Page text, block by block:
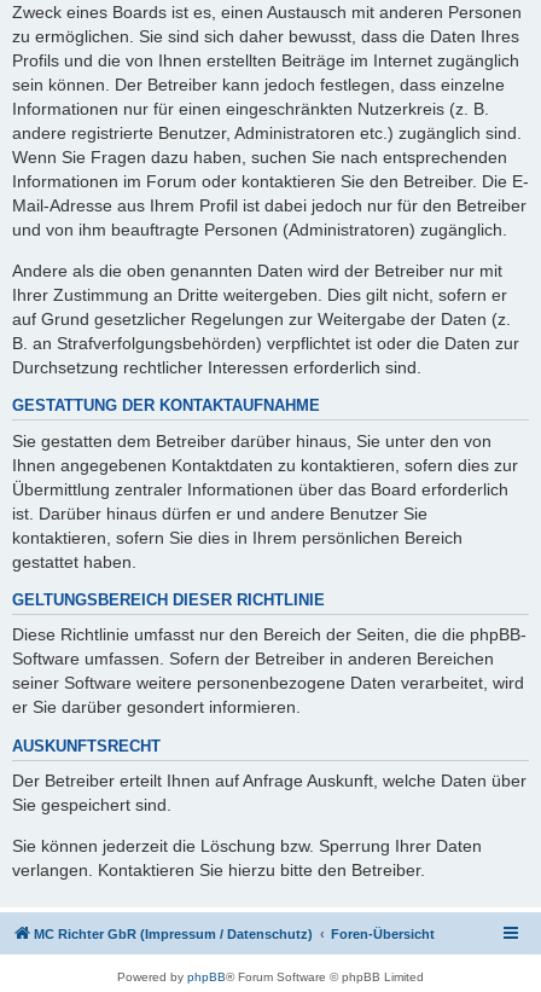
Zweck eines Boards ist es, einen Austausch mit anderen Personen
zu ermöglichen. Sie sind sich daher bewusst, dass die Daten Ihres
Profils und die von Ihnen erstellten Beiträge im Internet zugänglich
sein können. Der Betreiber kann jedoch festlegen, dass einzelne
Informationen nur für einen eingeschränkten Nutzerkreis (z. B.
andere registrierte Benutzer, Administratoren etc.) zugänglich sind.
Wenn Sie Fragen dazu haben, suchen Sie nach entsprechenden
Informationen im Forum oder kontaktieren Sie den Betreiber. Die E-
Mail-Adresse aus Ihrem Profil ist dabei jedoch nur für den Betreiber
und von ihm beauftragte Personen (Administratoren) zugänglich.
Andere als die oben genannten Daten wird der Betreiber nur mit
Ihrer Zustimmung an Dritte weitergeben. Dies gilt nicht, sofern er
auf Grund gesetzlicher Regelungen zur Weitergabe der Daten (z.
B. an Strafverfolgungsbehörden) verpflichtet ist oder die Daten zur
Durchsetzung rechtlicher Interessen erforderlich sind.
GESTATTUNG DER KONTAKTAUFNAHME
Sie gestatten dem Betreiber darüber hinaus, Sie unter den von
Ihnen angegebenen Kontaktdaten zu kontaktieren, sofern dies zur
Übermittlung zentraler Informationen über das Board erforderlich
ist. Darüber hinaus dürfen er und andere Benutzer Sie
kontaktieren, sofern Sie dies in Ihrem persönlichen Bereich
gestattet haben.
GELTUNGSBEREICH DIESER RICHTLINIE
Diese Richtlinie umfasst nur den Bereich der Seiten, die die phpBB-
Software umfassen. Sofern der Betreiber in anderen Bereichen
seiner Software weitere personenbezogene Daten verarbeitet, wird
er Sie darüber gesondert informieren.
AUSKUNFTSRECHT
Der Betreiber erteilt Ihnen auf Anfrage Auskunft, welche Daten über
Sie gespeichert sind.
Sie können jederzeit die Löschung bzw. Sperrung Ihrer Daten
verlangen. Kontaktieren Sie hierzu bitte den Betreiber.
MC Richter GbR (Impressum / Datenschutz) Foren-Übersicht
Powered by phpBB® Forum Software © phpBB Limited